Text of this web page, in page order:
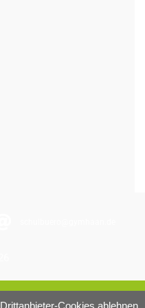
Drittanbieter-Cookies ablehnen